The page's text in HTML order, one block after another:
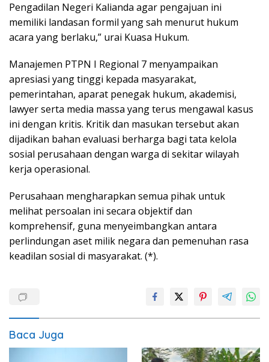
Pengadilan Negeri Kalianda agar pengajuan ini
memiliki landasan formil yang sah menurut hukum
acara yang berlaku,” urai Kuasa Hukum.
Manajemen PTPN I Regional 7 menyampaikan
apresiasi yang tinggi kepada masyarakat,
pemerintahan, aparat penegak hukum, akademisi,
lawyer serta media massa yang terus mengawal kasus
ini dengan kritis. Kritik dan masukan tersebut akan
dijadikan bahan evaluasi berharga bagi tata kelola
sosial perusahaan dengan warga di sekitar wilayah
kerja operasional.
Perusahaan mengharapkan semua pihak untuk
melihat persoalan ini secara objektif dan
komprehensif, guna menyeimbangkan antara
perlindungan aset milik negara dan pemenuhan rasa
keadilan sosial di masyarakat. (*).
Baca Juga